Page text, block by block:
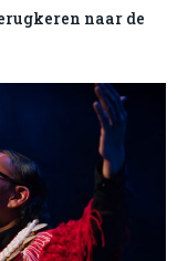
naar de